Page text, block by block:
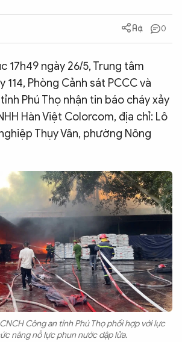
Podcast
Ảnh
giớiVăn nghệ Công an
0
17h49 ngày 26/5, Trung tâm
114, Phòng Cảnh sát PCCC và
Phú Thọ nhận tin báo cháy xảy
Hàn Việt Colorcom, địa chỉ: Lô
Thụy Vân, phường Nông
Công an tỉnh Phú Thọ phối hợp với lực
năng nỗ lực phun nước dập lửa.